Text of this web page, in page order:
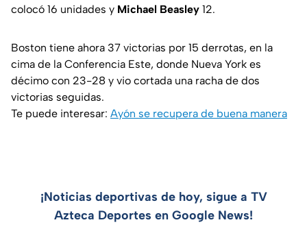
colocó 16 unidades y Michael Beasley 12.
Boston tiene ahora 37 victorias por 15 derrotas, en la
cima de la Conferencia Este, donde Nueva York es
décimo con 23-28 y vio cortada una racha de dos
victorias seguidas.
Te puede interesar: Ayón se recupera de buena manera
¡Noticias deportivas de hoy, sigue a TV
Azteca Deportes en Google News!